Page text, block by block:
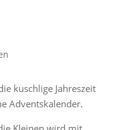
kuschlige Jahreszeit
Adventskalender.